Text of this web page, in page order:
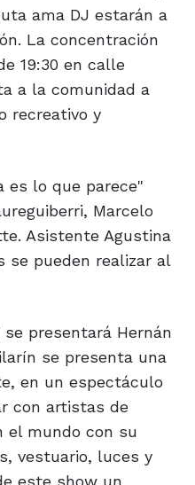
ama DJ estarán a
La concentración
19:30 en calle
a la comunidad a
recreativo y
es lo que parece"
Marcelo
Asistente Agustina
se pueden realizar al
se presentará Hernán
se presenta una
en un espectáculo
con artistas de
el mundo con su
vestuario, luces y